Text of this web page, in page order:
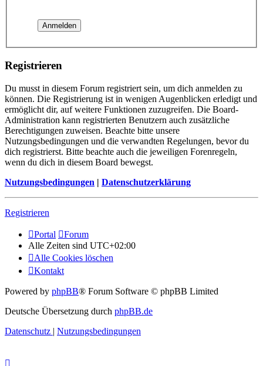
Registrieren
Du musst in diesem Forum registriert sein, um dich anmelden zu
können. Die Registrierung ist in wenigen Augenblicken erledigt und
ermöglicht dir, auf weitere Funktionen zuzugreifen. Die Board-
Administration kann registrierten Benutzern auch zusätzliche
Berechtigungen zuweisen. Beachte bitte unsere
Nutzungsbedingungen und die verwandten Regelungen, bevor du
dich registrierst. Bitte beachte auch die jeweiligen Forenregeln,
wenn du dich in diesem Board bewegst.
Nutzungsbedingungen | Datenschutzerklärung
Registrieren
Portal
Forum
Alle Zeiten sind UTC+02:00
Alle Cookies löschen
Kontakt
Powered by phpBB® Forum Software © phpBB Limited
Deutsche Übersetzung durch phpBB.de
Datenschutz | Nutzungsbedingungen